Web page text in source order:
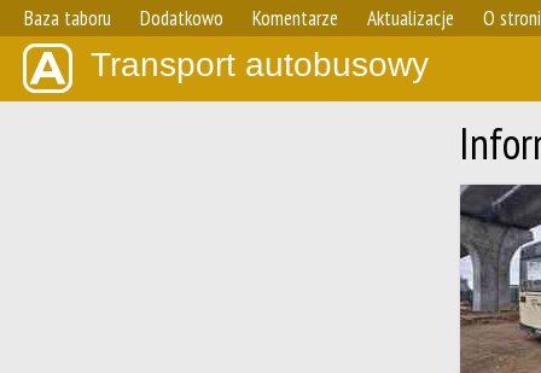
Baza taboru Dodatkowo Komentarze Aktualizacje O
Transport autobusowy